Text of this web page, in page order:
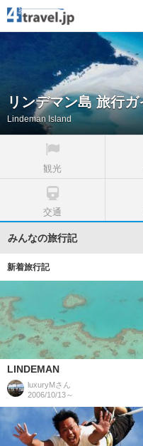
リンデマン島 旅行ガ
Lindeman Island
観光
交通
みんなの旅行記
新着旅行記
LINDEMAN
luxuryMさん
2006/10/13～